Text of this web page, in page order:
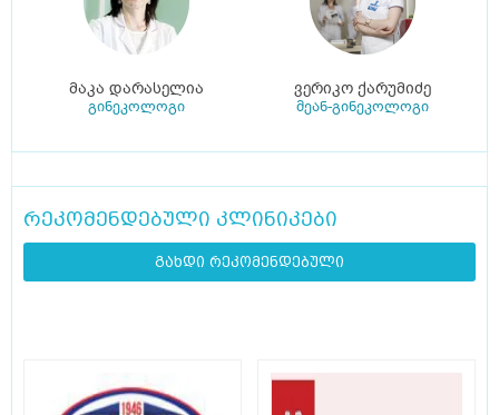
მაკა დარასელია
გინეკოლოგი
ვერიკო ქარუმიძე
მეან-გინეკოლოგი
რეკომენდებული კლინიკები
გახდი რეკომენდებული